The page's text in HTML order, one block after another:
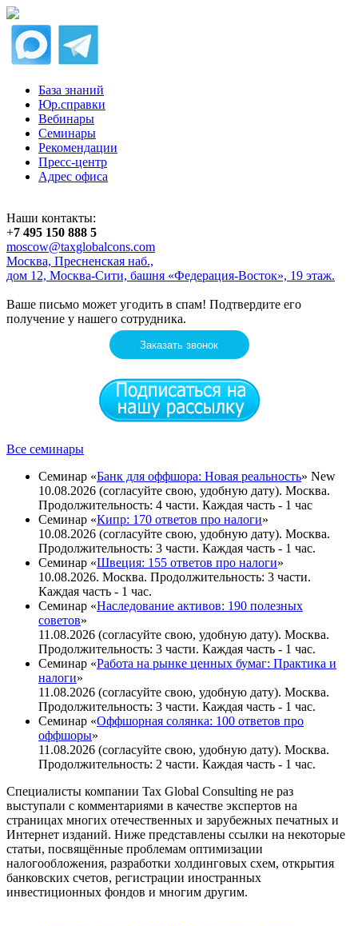
База знаний
Юр.справки
Вебинары
Семинары
Рекомендации
Пресс-центр
Адрес офиса
Наши контакты:
+7 495 150 888 5
moscow@taxglobalcons.com
Москва, Пресненская наб.,
дом 12, Москва-Сити, башня «Федерация-Восток», 19 этаж.
Ваше письмо может угодить в спам! Подтвердите его
получение у нашего сотрудника.
Заказать звонок
Все семинары
Семинар «Банк для оффшора: Новая реальность» New
10.08.2026 (согласуйте свою, удобную дату). Москва.
Продолжительность: 4 части. Каждая часть - 1 час
Семинар «Кипр: 170 ответов про налоги»
10.08.2026 (согласуйте свою, удобную дату). Москва.
Продолжительность: 3 части. Каждая часть - 1 час.
Семинар «Швеция: 155 ответов про налоги»
10.08.2026. Москва. Продолжительность: 3 части.
Каждая часть - 1 час.
Семинар «Наследование активов: 190 полезных
советов»
11.08.2026 (согласуйте свою, удобную дату). Москва.
Продолжительность: 3 части. Каждая часть - 1 час.
Семинар «Работа на рынке ценных бумаг: Практика и
налоги»
11.08.2026 (согласуйте свою, удобную дату). Москва.
Продолжительность: 3 части. Каждая часть - 1 чаc.
Семинар «Оффшорная солянка: 100 ответов про
оффшоры»
11.08.2026 (согласуйте свою, удобную дату). Москва.
Продолжительность: 2 части. Каждая часть - 1 час.
Специалисты компании Tax Global Consulting не раз
выступали с комментариями в качестве экспертов на
страницах многих отечественных и зарубежных печатных и
Интернет изданий. Ниже представлены ссылки на некоторые
статьи, посвящённые проблемам оптимизации
налогообложения, разработки холдинговых схем, открытия
банковских счетов, регистрации иностранных
инвестиционных фондов и многим другим.